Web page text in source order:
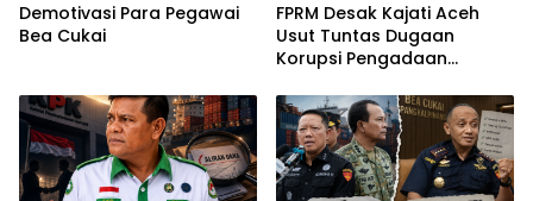
Demotivasi Para Pegawai
Bea Cukai
FPRM Desak Kajati Aceh
Usut Tuntas Dugaan
Korupsi Pengadaan
Langsa